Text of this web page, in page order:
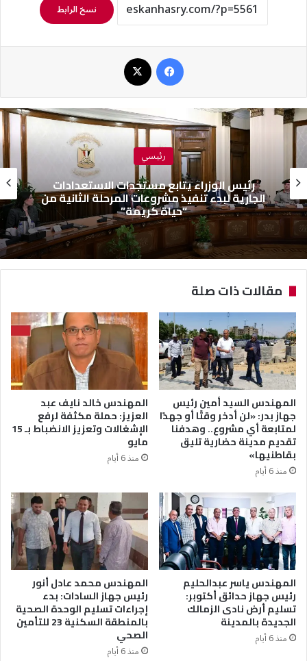
نسخ الرابط
رئيسي
رئيس الوزراء يتابع مستجدات الاستعدادات
الجارية لبدء تنفيذ مشروعات المرحلة الثانية من
“حياة كريمة”
مقالات ذات صلة
المهندس السيد أمين رئيس
جهاز بدر: «لن أدخر وقتًا أو جهدًا
لمتابعة أي مشروع.. وهدفنا
تقديم مدينة حضارية تليق
بقاطنيها»
منذ 6 أيام
المهندس خالد نايف عبد
العزيز: حملة مكثفة لرفع
الإشغالات وتعزيز الانضباط بـ 15
مايو
منذ 6 أيام
المهندس ياسر عبدالحليم
رئيس جهاز حدائق أكتوبر:
تسليم أرض نادى الزمالك
الجديدة بالمدينة
منذ 6 أيام
المهندس محمد عادل أنور
رئيس جهاز السادات: بدء
إجراءات تسليم الوحدة الصحية
بالمنطقة السكنية 23 للتأمين
الصحي
منذ 6 أيام